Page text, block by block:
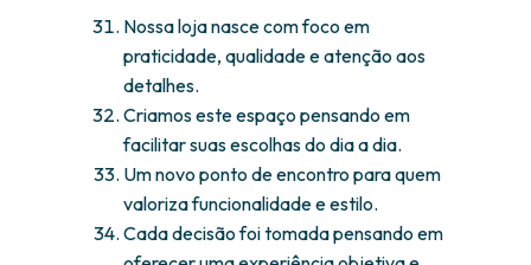
Nossa loja nasce com foco em
praticidade, qualidade e atenção aos
detalhes.
Criamos este espaço pensando em
facilitar suas escolhas do dia a dia.
Um novo ponto de encontro para quem
valoriza funcionalidade e estilo.
Cada decisão foi tomada pensando em